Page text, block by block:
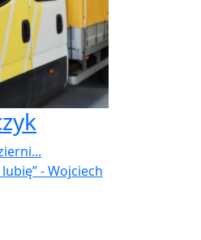
- Wojciech